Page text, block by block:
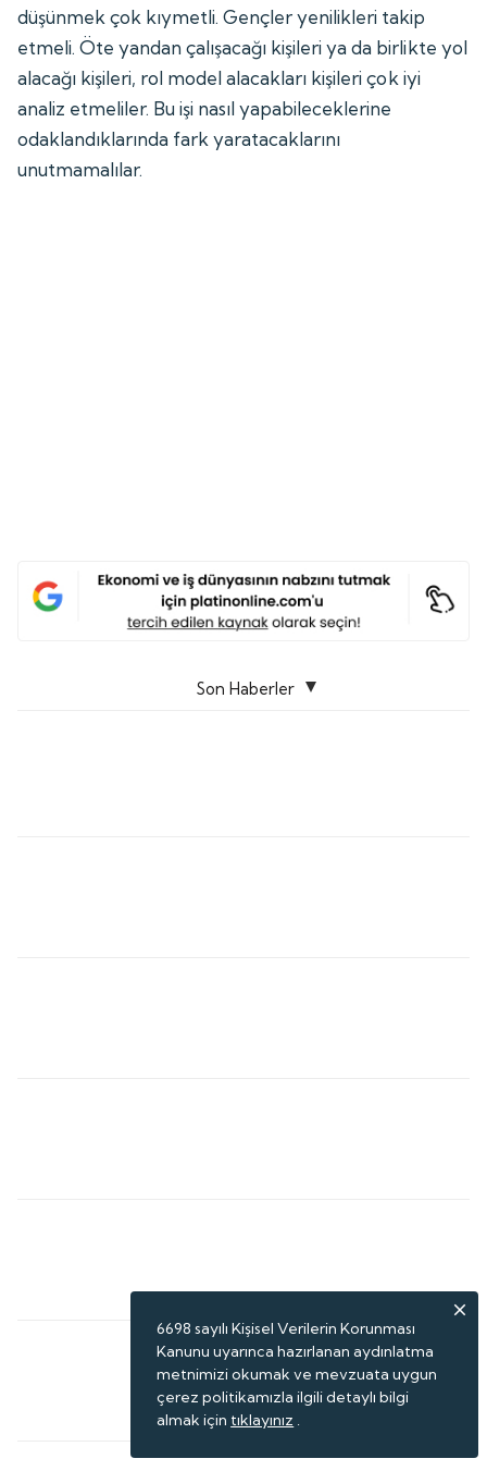
düşünmek çok kıymetli. Gençler yenilikleri takip
etmeli. Öte yandan çalışacağı kişileri ya da birlikte yol
alacağı kişileri, rol model alacakları kişileri çok iyi
analiz etmeliler. Bu işi nasıl yapabileceklerine
odaklandıklarında fark yaratacaklarını
unutmamalılar.
Son Haberler
6698 sayılı Kişisel Verilerin Korunması
Kanunu uyarınca hazırlanan aydınlatma
metnimizi okumak ve mevzuata uygun
çerez politikamızla ilgili detaylı bilgi
almak için tıklayınız .